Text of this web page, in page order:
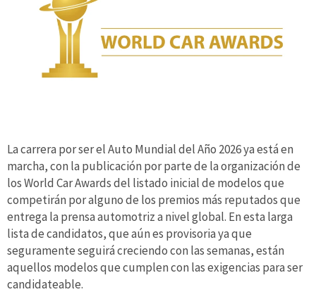
La carrera por ser el Auto Mundial del Año 2026 ya está en
marcha, con la publicación por parte de la organización de
los World Car Awards del listado inicial de modelos que
competirán por alguno de los premios más reputados que
entrega la prensa automotriz a nivel global. En esta larga
lista de candidatos, que aún es provisoria ya que
seguramente seguirá creciendo con las semanas, están
aquellos modelos que cumplen con las exigencias para ser
candidateable.